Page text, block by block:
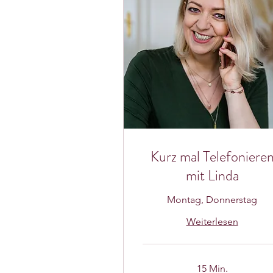
Kurz mal
mit Linda
Montag, Donnerstag
Weiterlesen
15 Min.